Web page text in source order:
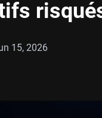
15, 2026